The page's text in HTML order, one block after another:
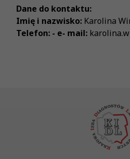
Dane do kontaktu:
Imię i nazwisko: Karolina
Telefon: - e- mail: